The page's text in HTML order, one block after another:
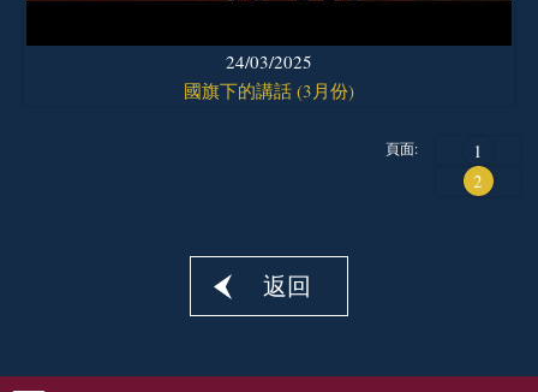
24/03/2025
國旗下的講話 (3月份)
頁面:
1
2
返回